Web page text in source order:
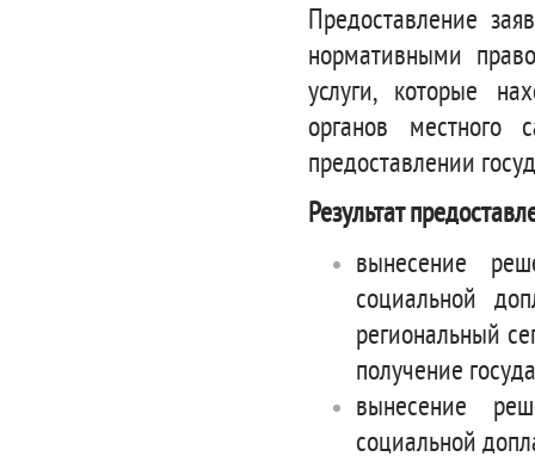
Предоставление
нормативными
услуги, которые
органов местного
предоставлении
Результат
вынесение
социальной
региональный
получение
вынесение
социальной